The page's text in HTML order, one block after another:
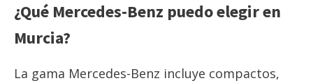
¿Qué Mercedes-Benz puedo elegir en
Murcia?
La gama Mercedes-Benz incluye compactos,